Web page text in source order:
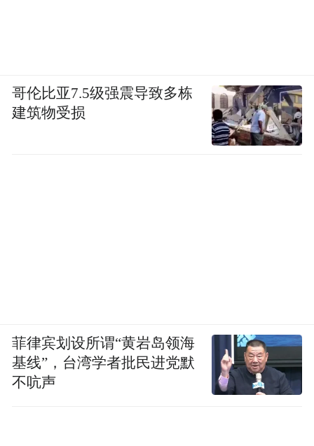
哥伦比亚7.5级强震导致多栋
建筑物受损
菲律宾划设所谓“黄岩岛领海
基线”，台湾学者批民进党默
不吭声